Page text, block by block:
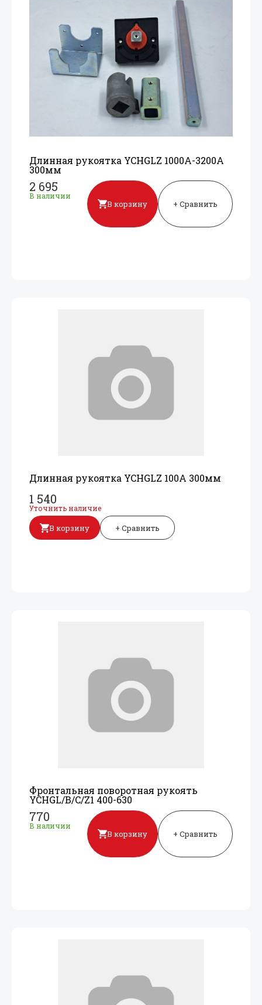
Длинная рукоятка YCHGLZ 1000A-3200A
300мм
2 695
В наличии
В корзину + Сравнить
Длинная рукоятка YCHGLZ 100A 300мм
1 540
Уточнить наличие
В корзину + Сравнить
Фронтальная поворотная рукоять
YCHGL/B/C/Z1 400-630
770
В наличии
В корзину + Сравнить